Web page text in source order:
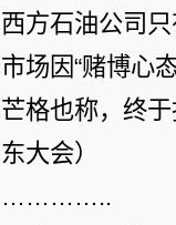
西方石油公司
市场因“赌博心
芒格也称，终
东大会）
…………..